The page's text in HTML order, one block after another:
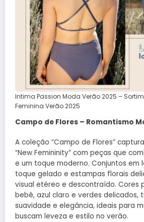
Intima Passion Moda Verão 2025 –
Feminina Verão 2025
Campo de Flores – Romantismo
A coleção “Campo de Flores”
“New Femininity” com peças que
e um toque moderno. Conjuntos em
toque gelado e estampas florais
visual etéreo e descontraído. Cores
bebê, azul claro e verdes delicados,
suavidade e elegância, ideais para
buscam leveza e estilo no verão.